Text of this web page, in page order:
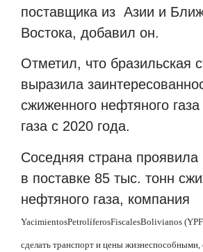
поставщика из Азии и
Востока, добавил он.
Отметил, что бразильская
выразила
сжиженного нефтяного
газа с 2020 года.
Соседняя страна проявила
в поставке 85 тыс. тонн
нефтяного газа, компания
YacimientosPetrolíferosFiscalesBolivianos (
сделать транспорт и цены жизнеспособными,